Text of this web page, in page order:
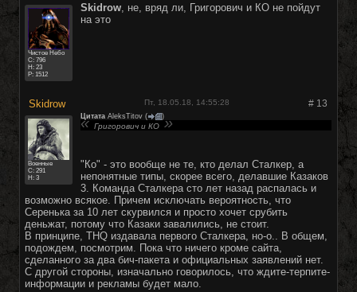
Чистое Небо
C:796
Н: 23
Р: 1512
Skidrow , не, вряд ли, Григорович и КО не пойдут
на это
Skidrow # 13
Пт, 18.05.18, 14:55:28
Военные
C:291
Н: 3
Цитата AleksTitov ( )
Григорович и КО
"Ко" - это вообще не те, кто делал Сталкер, а
непонятные типы, скорее всего, делавшие Казаков
3. Команда Сталкера сто лет назад распалась и
возможно всякое. Причем исключать вероятность, что
Серенька за 10 лет скурвился и просто хочет срубить
деньжат, потому что Казаки завалились, не стоит.
В принципе, THQ издавала первого Сталкера, но-о.. В общем,
подождем, посмотрим. Пока что ничего кроме сайта,
сделанного за два бич-пакета и официальных заявлений нет.
С другой стороны, изначально говорилось, что ждите-терпите-
информации и рекламы будет мало.